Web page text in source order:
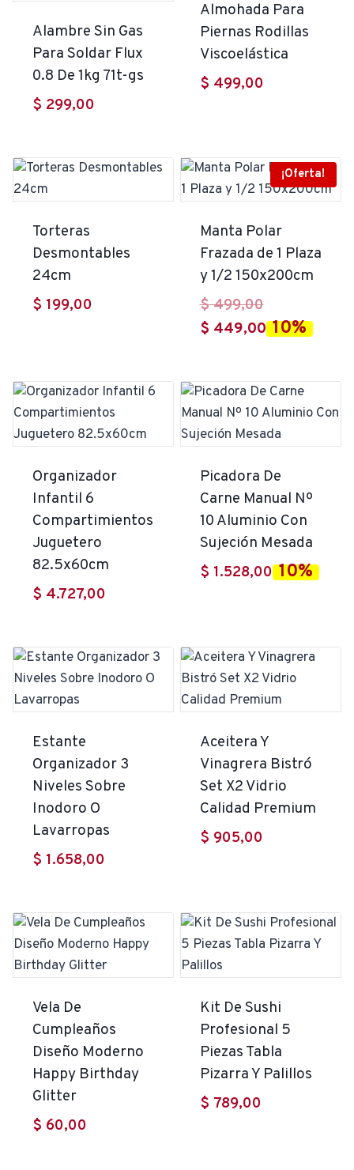
Alambre Sin Gas
Para Soldar Flux
0.8 De 1kg 71t-gs
$ 299,00
Almohada Para
Piernas Rodillas
Viscoelástica
$ 499,00
Torteras
Desmontables
24cm
$ 199,00
¡Oferta!
Manta Polar
Frazada de 1 Plaza
y 1/2 150x200cm
$499,00El
precio
$ 499,00.
$ 449,00El
es:
$ 449,00.
10%
Organizador
Infantil 6
Compartimientos
Juguetero
82.5x60cm
$ 4.727,00
Picadora De
Carne Manual Nº
10 Aluminio Con
Sujeción Mesada
$ 1.528,00 10%
Estante
Organizador 3
Niveles Sobre
Inodoro O
Lavarropas
$ 1.658,00
Aceitera Y
Vinagrera Bistró
Set X2 Vidrio
Calidad Premium
$ 905,00
Vela De
Cumpleaños
Diseño Moderno
Happy Birthday
Glitter
$ 60,00
Kit De Sushi
Profesional 5
Piezas Tabla
Pizarra Y Palillos
$ 789,00